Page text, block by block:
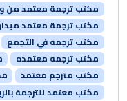
مكتب ترجمة معتمد من
مكتب ترجمة معتمد ميدان
مكتب ترجمه في التجمع
مكتب ترجمه معتمده
مكتب مترجم معتمد
مكتب معتمد للترجمة